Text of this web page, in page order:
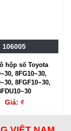
106005
hộp số Toyota
8FG10~30,
8FGF10~30,
Giá: ₫